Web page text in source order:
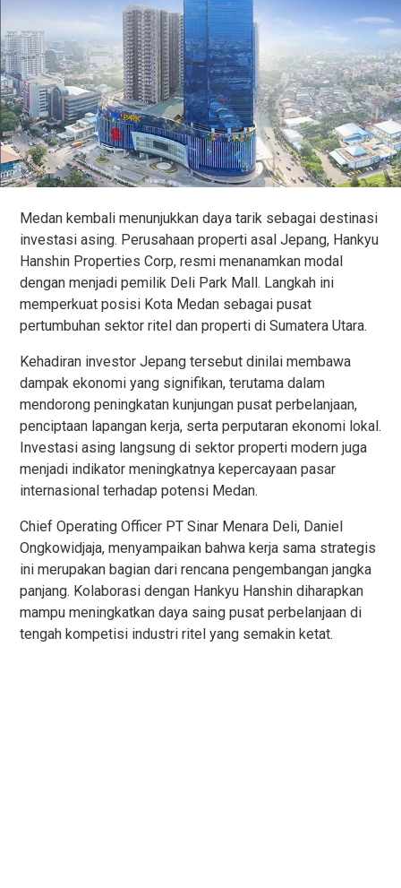
Medan kembali menunjukkan daya tarik sebagai destinasi
investasi asing. Perusahaan properti asal Jepang, Hankyu
Hanshin Properties Corp, resmi menanamkan modal
dengan menjadi pemilik Deli Park Mall. Langkah ini
memperkuat posisi Kota Medan sebagai pusat
pertumbuhan sektor ritel dan properti di Sumatera Utara.
Kehadiran investor Jepang tersebut dinilai membawa
dampak ekonomi yang signifikan, terutama dalam
mendorong peningkatan kunjungan pusat perbelanjaan,
penciptaan lapangan kerja, serta perputaran ekonomi lokal.
Investasi asing langsung di sektor properti modern juga
menjadi indikator meningkatnya kepercayaan pasar
internasional terhadap potensi Medan.
Chief Operating Officer PT Sinar Menara Deli, Daniel
Ongkowidjaja, menyampaikan bahwa kerja sama strategis
ini merupakan bagian dari rencana pengembangan jangka
panjang. Kolaborasi dengan Hankyu Hanshin diharapkan
mampu meningkatkan daya saing pusat perbelanjaan di
tengah kompetisi industri ritel yang semakin ketat.